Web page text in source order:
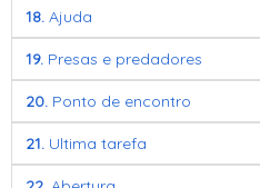
18. Ajuda
19. Presas e predadores
20. Ponto de encontro
21. Ultima tarefa